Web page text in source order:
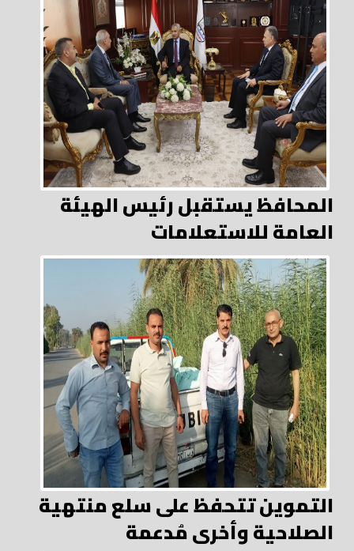
المحافظ يستقبل رئيس الهيئة
العامة للاستعلامات
التموين تتحفظ على سلع منتهية
الصلاحية وأخرى مُدعمة